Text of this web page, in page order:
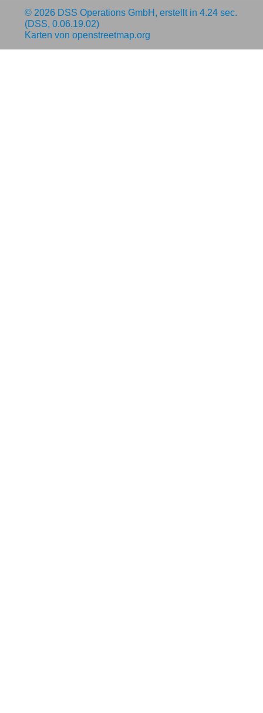
© 2026 DSS Operations GmbH , erstellt in 4.24 sec.
(DSS, 0.06.19.02)
Karten von openstreetmap.org